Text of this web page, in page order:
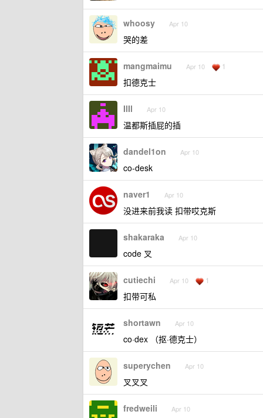
whoosy Apr 10
哭的差
mangmaimu Apr 10 1
扣德克士
IlIl Apr 10
温都斯插屁的插
dandel1on Apr 10
co-desk
naver1 Apr 10
没进来前我读 扣带哎克斯
shakaraka Apr 10
code 叉
cutiechi Apr 10 1
扣带可私
shortawn Apr 10
co·dex （抠·德克士）
superychen Apr 10
叉叉叉
fredweili Apr 10